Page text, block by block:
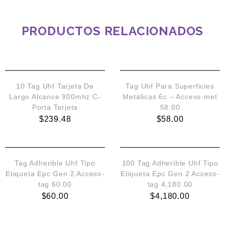
PRODUCTOS RELACIONADOS
10 Tag Uhf Tarjeta De
Largo Alcance 900mhz C-
Porta Tarjeta
$239.48
Tag Uhf Para Superficies
Metálicas 6c – Access-met
58.00
$58.00
Tag Adherible Uhf Tipo
Etiqueta Epc Gen 2 Access-
tag 60.00
$60.00
100 Tag Adherible Uhf Tipo
Etiqueta Epc Gen 2 Access-
tag 4,180.00
$4,180.00